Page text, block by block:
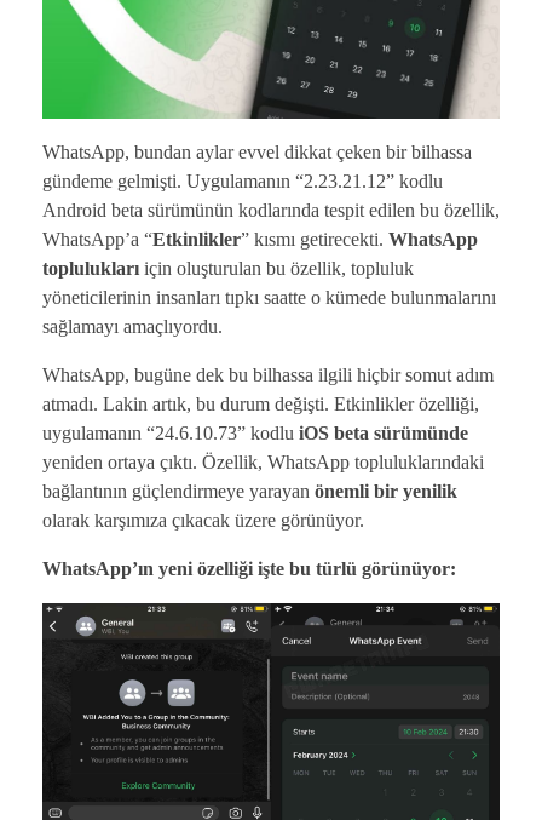
WhatsApp, bundan aylar evvel dikkat çeken bir bilhassa
gündeme gelmişti. Uygulamanın “2.23.21.12” kodlu
Android beta sürümünün kodlarında tespit edilen bu özellik,
WhatsApp’a “Etkinlikler” kısmı getirecekti. WhatsApp
toplulukları için oluşturulan bu özellik, topluluk
yöneticilerinin insanları tıpkı saatte o kümede bulunmalarını
sağlamayı amaçlıyordu.
WhatsApp, bugüne dek bu bilhassa ilgili hiçbir somut adım
atmadı. Lakin artık, bu durum değişti. Etkinlikler özelliği,
uygulamanın “24.6.10.73” kodlu iOS beta sürümünde
yeniden ortaya çıktı. Özellik, WhatsApp topluluklarındaki
bağlantının güçlendirmeye yarayan önemli bir yenilik
olarak karşımıza çıkacak üzere görünüyor.
WhatsApp’ın yeni özelliği işte bu türlü görünüyor: